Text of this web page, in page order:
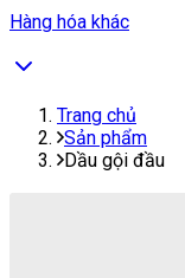
Hàng hóa khác
Trang chủ
Sản phẩm
Dầu gội đầu